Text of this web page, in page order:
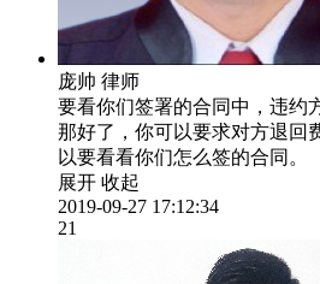
庞帅 律师
要看你们签署的合同中，违约
那好了，你可以要求对方退回
以要看看你们怎么签的合同。
展开 收起
2019-09-27 17:12:34
21